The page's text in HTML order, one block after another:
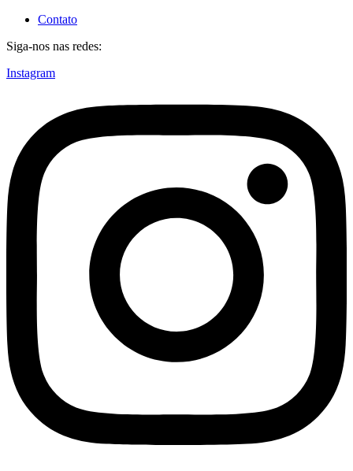
Contato
Siga-nos nas redes:
Instagram